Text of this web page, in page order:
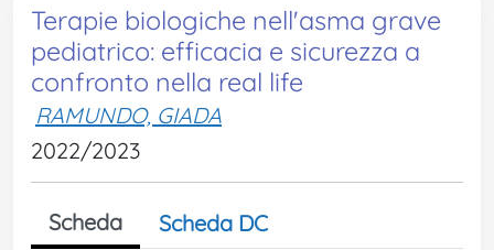
Terapie biologiche nell'asma grave
pediatrico: efficacia e sicurezza a
confronto nella real life
RAMUNDO, GIADA
2022/2023
Scheda Scheda DC